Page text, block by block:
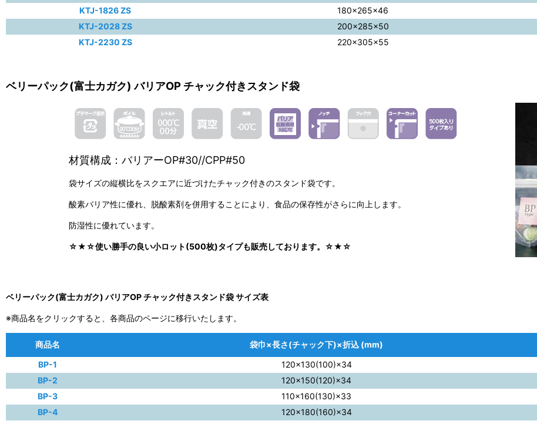
KTJ-1826 ZS
180×265×46
KTJ-2028 ZS
200×285×50
KTJ-2230 ZS
220×305×55
ベリーパック(富士カガク) バリアOP チャック付きスタンド袋
材質構成：バリアーOP#30//CPP#50
袋サイズの縦横比をスクエアに近づけたチャック付きのスタンド袋です。
酸素バリア性に優れ、脱酸素剤を併用することにより、食品の保存性がさらに向上します。
防湿性に優れています。
☆★☆使い勝手の良い小ロット(500枚)タイプも販売しております。☆★☆
ベリーパック(富士カガク) バリアOP チャック付きスタンド袋 サイズ表
※商品名をクリックすると、各商品のページに移行いたします。
商品名 袋巾×長さ(チャック下)×折込 (mm)
BP-1
120×130(100)×34
BP-2
120×150(120)×34
BP-3
110×160(130)×33
BP-4
120×180(160)×34